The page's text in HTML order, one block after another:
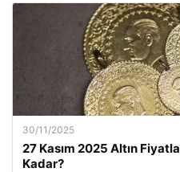
30/11/2025
27 Kasım 2025 Altın
Kadar?